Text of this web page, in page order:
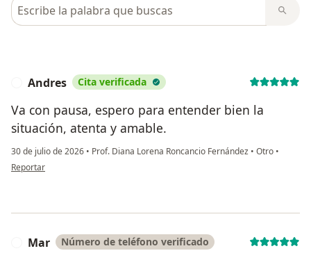
Andres Cita verificada
Va con pausa, espero para entender bien la
situación, atenta y amable.
30 de julio de 2026 • Prof. Diana Lorena Roncancio Fernández • Otro •
en opinión del usuario Andres
Reportar
Mar Número de teléfono verificado